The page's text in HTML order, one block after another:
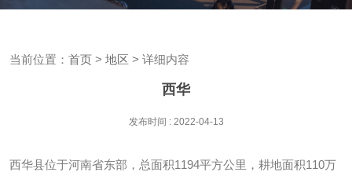
当前位置： 首页 > 地区 > 详细内容
西华
发布时间 : 2022-04-13
西华县位于河南省东部，总面积1194平方公里，耕地面积110万